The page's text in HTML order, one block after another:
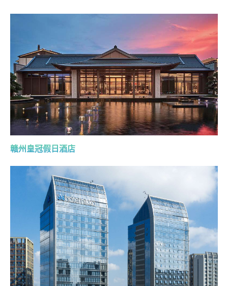
赣州皇冠假日酒店